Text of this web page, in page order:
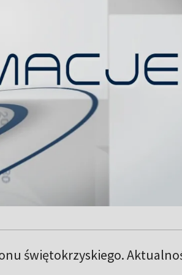
świętokrzyskiego.